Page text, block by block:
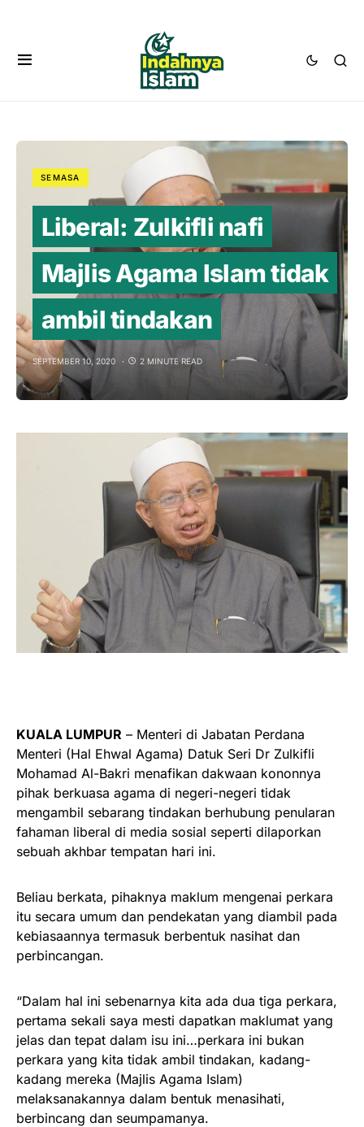
SEMASA
Liberal: Zulkifli nafi
Majlis Agama Islam tidak
ambil tindakan
SEPTEMBER 10, 2020 2 MINUTE READ
KUALA LUMPUR – Menteri di Jabatan Perdana
Menteri (Hal Ehwal Agama) Datuk Seri Dr Zulkifli
Mohamad Al-Bakri menafikan dakwaan kononnya
pihak berkuasa agama di negeri-negeri tidak
mengambil sebarang tindakan berhubung penularan
fahaman liberal di media sosial seperti dilaporkan
sebuah akhbar tempatan hari ini.
Beliau berkata, pihaknya maklum mengenai perkara
itu secara umum dan pendekatan yang diambil pada
kebiasaannya termasuk berbentuk nasihat dan
perbincangan.
“Dalam hal ini sebenarnya kita ada dua tiga perkara,
pertama sekali saya mesti dapatkan maklumat yang
jelas dan tepat dalam isu ini…perkara ini bukan
perkara yang kita tidak ambil tindakan, kadang-
kadang mereka (Majlis Agama Islam)
melaksanakannya dalam bentuk menasihati,
berbincang dan seumpamanya.